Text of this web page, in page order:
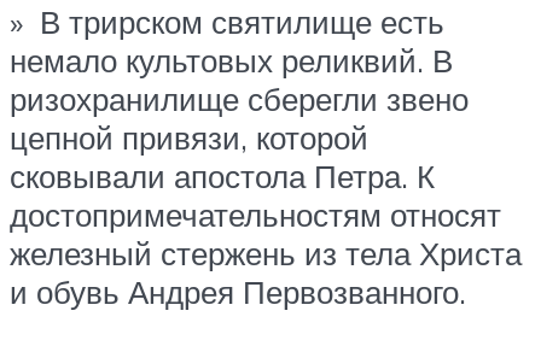
» В трирском святилище есть
немало культовых реликвий. В
ризохранилище сберегли звено
цепной привязи, которой
сковывали апостола Петра. К
достопримечательностям относят
железный стержень из тела Христа
и обувь Андрея Первозванного.